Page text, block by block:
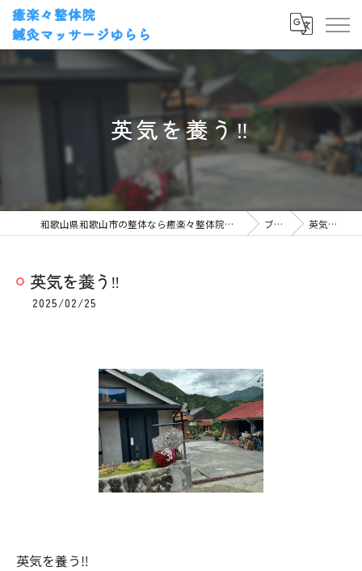
英気を養う‼️
和歌山県和歌山市の整体なら癒楽々整体院・鍼灸マッサージゆらら ブログ 英気を養う‼️
英気を養う‼️
2025/02/25
英気を養う‼️